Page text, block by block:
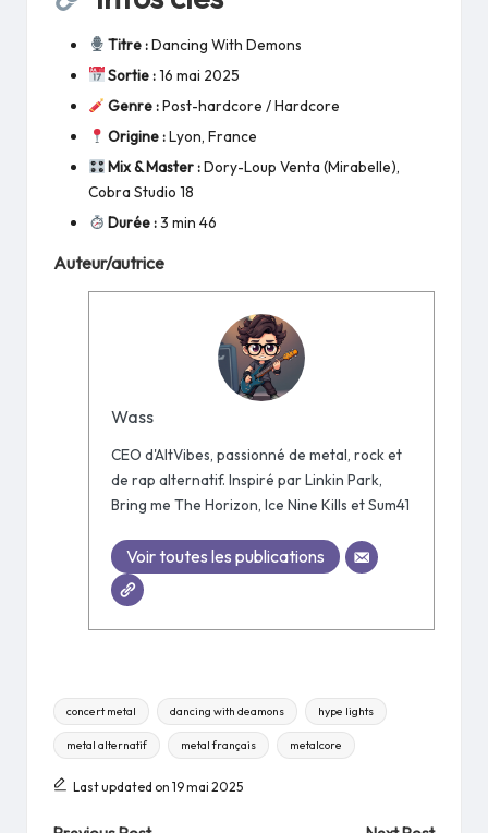
Titre :Dancing With Demons
Sortie :16 mai 2025
Genre :Post-hardcore / Hardcore
Origine :Lyon, France
Mix & Master :Dory-Loup Venta (Mirabelle),
Cobra Studio 18
Durée :3 min 46
Auteur/autrice
Wass
CEO d'AltVibes, passionné de metal, rock et
de rap alternatif. Inspiré par Linkin Park,
Bring me The Horizon, Ice Nine Kills et Sum41
Voir toutes les publications
Tags:
concert metal dancing with deamons hype lights
metal alternatif metal français metalcore
Last updated on 19 mai 2025